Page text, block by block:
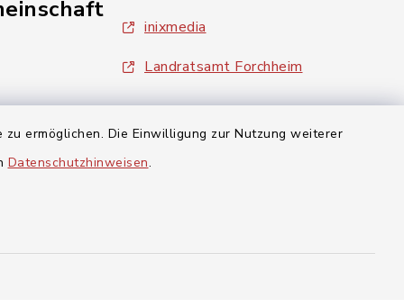
ermöglichen. Die Einwilligung zur Nutzung weiterer
Datenschutzhinweisen.
Gosberg
inixmedia
Landratsamt Forchheim